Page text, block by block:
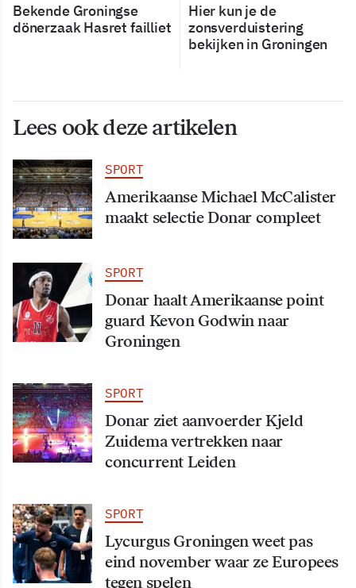
Bekende Groningse
dönerzaak Hasret failliet
Hier kun je de
zonsverduistering
bekijken in Groningen
Lees ook deze artikelen
SPORT
Amerikaanse Michael McCalister
maakt selectie Donar compleet
SPORT
Donar haalt Amerikaanse point
guard Kevon Godwin naar
Groningen
SPORT
Donar ziet aanvoerder Kjeld
Zuidema vertrekken naar
concurrent Leiden
SPORT
Lycurgus Groningen weet pas
eind november waar ze Europees
tegen spelen